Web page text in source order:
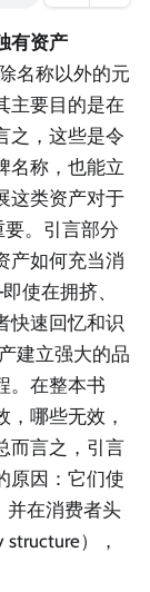
有资产
名称以外的元
主要目的是在
之，这些是令
名称，也能立
这类资产对于
要。引言部分
产如何充当消
使在拥挤、
快速回忆和识
建立强大的品
。在整本书
哪些无效，
而言之，引言
原因：它们使
并在消费者头
structure），